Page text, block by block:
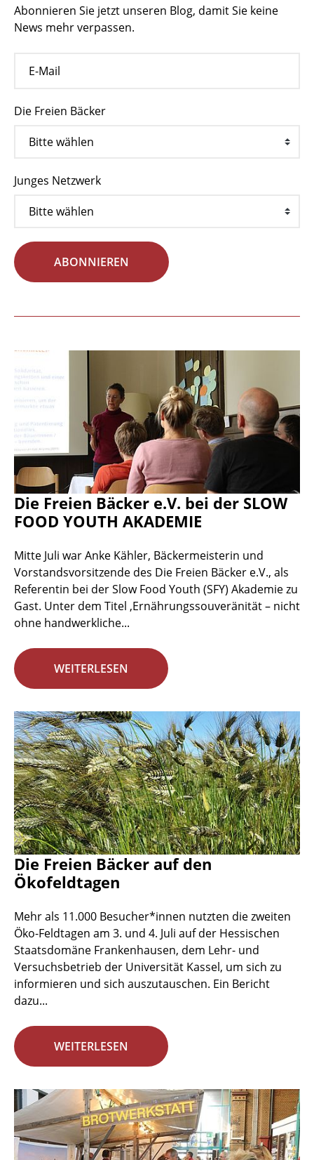
Abonnieren Sie jetzt unseren Blog, damit Sie keine
News mehr verpassen.
Die Freien Bäcker
Junges Netzwerk
ABONNIEREN
Die Freien Bäcker e.V. bei der SLOW
FOOD YOUTH AKADEMIE
Mitte Juli war Anke Kähler, Bäckermeisterin und
Vorstandsvorsitzende des Die Freien Bäcker e.V., als
Referentin bei der Slow Food Youth (SFY) Akademie zu
Gast. Unter dem Titel ‚Ernährungssouveränität – nicht
ohne handwerkliche...
WEITERLESEN
Die Freien Bäcker auf den
Ökofeldtagen
Mehr als 11.000 Besucher*innen nutzten die zweiten
Öko-Feldtagen am 3. und 4. Juli auf der Hessischen
Staatsdomäne Frankenhausen, dem Lehr- und
Versuchsbetrieb der Universität Kassel, um sich zu
informieren und sich auszutauschen. Ein Bericht
dazu...
WEITERLESEN